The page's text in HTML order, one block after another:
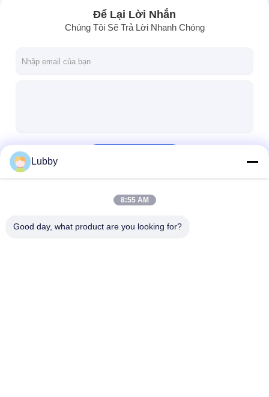
Bột hợp kim đáy niken
Để Lại Lời Nhắn
Chúng Tôi Sẽ Trả Lời Nhanh Chóng
Danh Mục Của Chúng Tôi
Lubby
8:55 AM
Good day, what product are you looking for?